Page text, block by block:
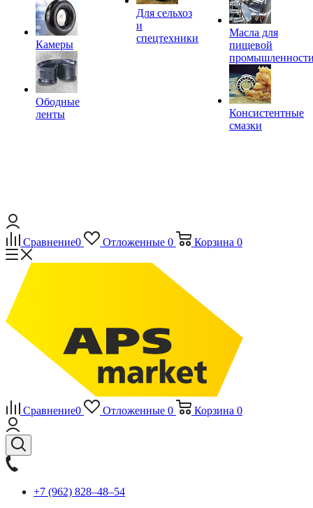
Камеры
Ободные
ленты
Для сельхоз
и
спецтехники
Масла для
пищевой
Консистентные
смазки
Сравнение0 Отложенные 0 Корзина 0
Сравнение0 Отложенные 0 Корзина 0
+7 (962) 828‒48‒54